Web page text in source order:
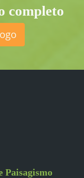
completo
Paisagismo